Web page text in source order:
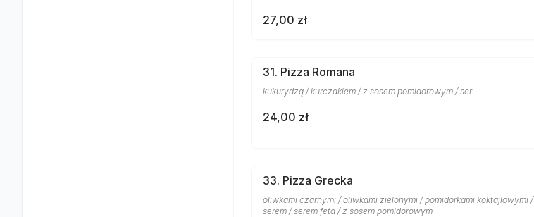
27,00 zł
31. Pizza Romana
kukurydzą / kurczakiem / z sosem pomidorowym / ser
24,00 zł
33. Pizza Grecka
oliwkami czarnymi / oliwkami zielonymi / pomidorkami koktajlowymi /
serem / serem feta / z sosem pomidorowym